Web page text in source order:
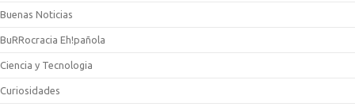
Buenas Noticias
BuRRocracia Eh!pañola
Ciencia y Tecnologia
Curiosidades